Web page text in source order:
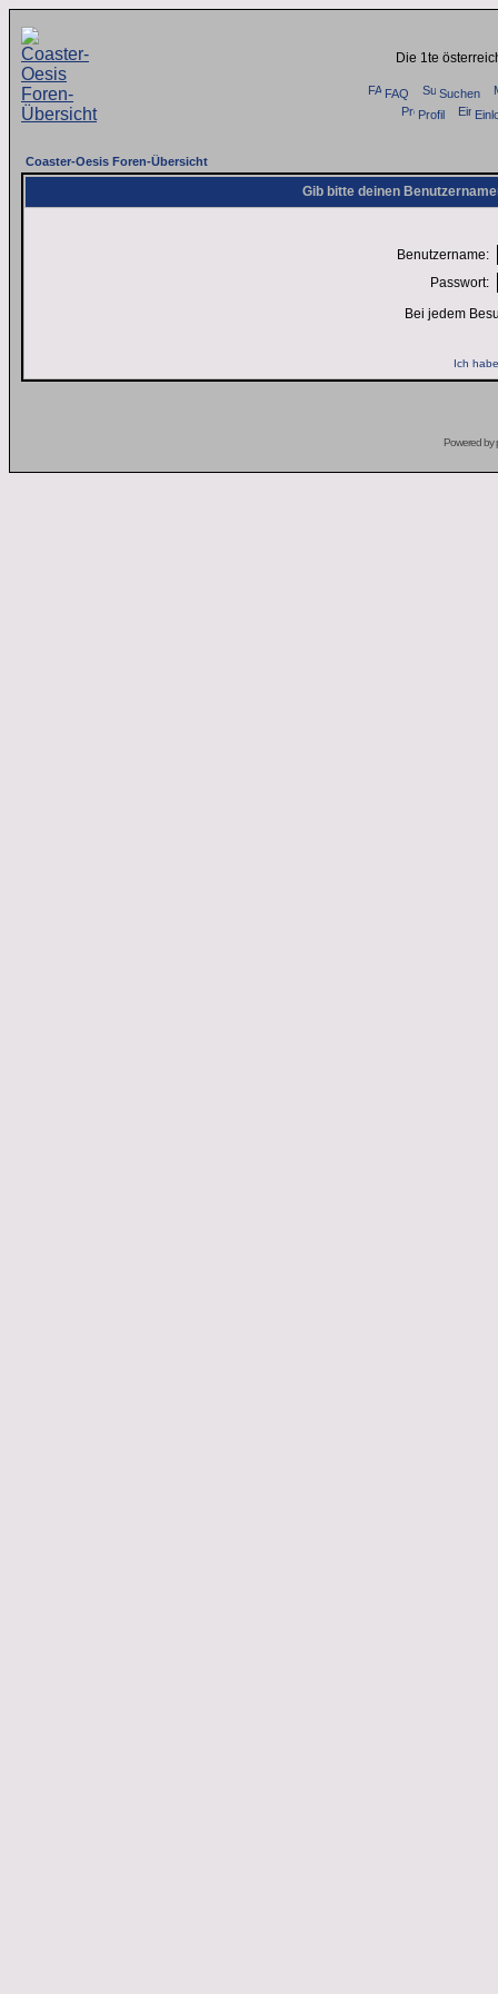
Die 1te
FAQ
Suchen
Profil
Coaster-Oesis Foren-Übersicht
Gib bitte deinen
Benutzername:
Passwort:
Bei jedem
Ich
Powered by